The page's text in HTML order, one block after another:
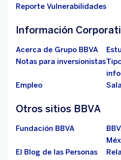
Reporte Vulnerabilidades
Información
Acerca de Grupo BBVA
Notas para inversionistas
Empleo
Otros sitios BBVA
Fundación BBVA
El Blog de las Personas